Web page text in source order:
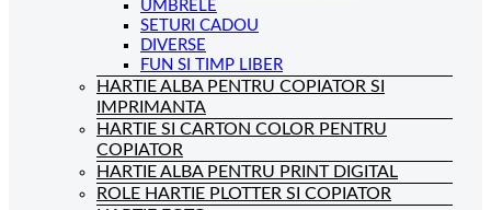
UMBRELE
SETURI CADOU
DIVERSE
FUN SI TIMP LIBER
HARTIE ALBA PENTRU COPIATOR SI
IMPRIMANTA
HARTIE SI CARTON COLOR PENTRU
COPIATOR
HARTIE ALBA PENTRU PRINT DIGITAL
ROLE HARTIE PLOTTER SI COPIATOR